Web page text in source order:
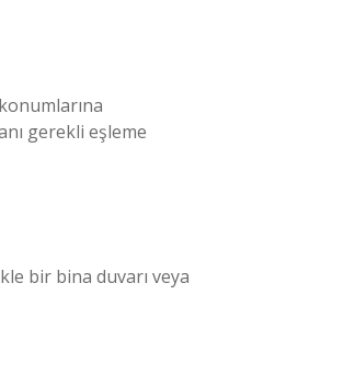
gerekli eşleme
bir bina duvarı veya